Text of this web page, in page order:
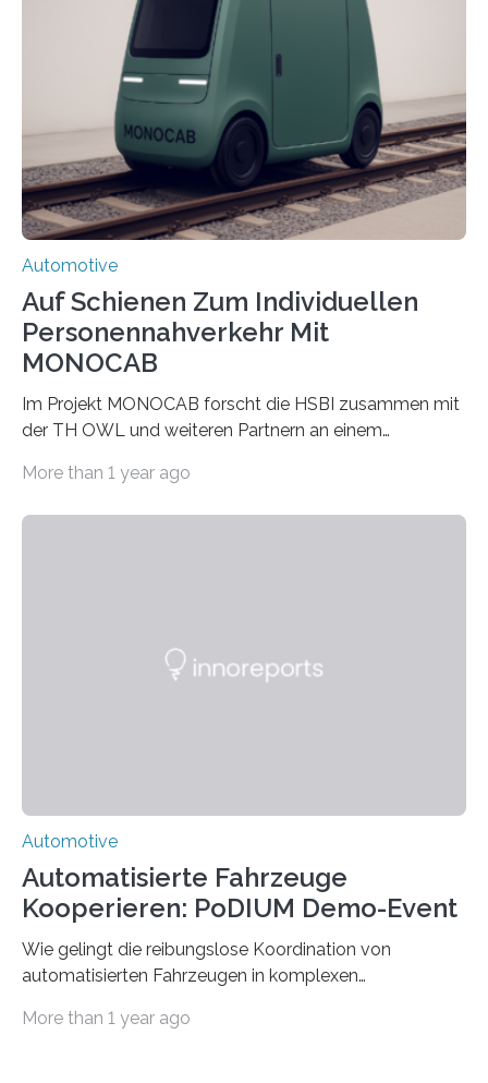
logistische Branche. Ziel ist es, Entwicklungskosten zu
senken und den Technologietransfer in eine nachhaltige
Luftlogistik zu fördern. Das Bundesministerium für
Forschung, Technologie und Raumfahrt fördert das
Transferprojekt mit einer Laufzeit von drei Jahren mit
660.000 Euro. Forschende der FH Kiel…
Automotive
Auf Schienen Zum Individuellen
Personennahverkehr Mit
MONOCAB
Im Projekt MONOCAB forscht die HSBI zusammen mit
der TH OWL und weiteren Partnern an einem
stillgelegten Gleisen den Individualverkehr im
Schienenfahrzeugen die vorhandene Infrastruktur
More than 1 year ago
Automotive
Automatisierte Fahrzeuge
Kooperieren: PoDIUM Demo-Event
Wie gelingt die reibungslose Koordination von
automatisierten Fahrzeugen in komplexen
vernetzten kooperativen Fahren, das im Rahmen des
More than 1 year ago